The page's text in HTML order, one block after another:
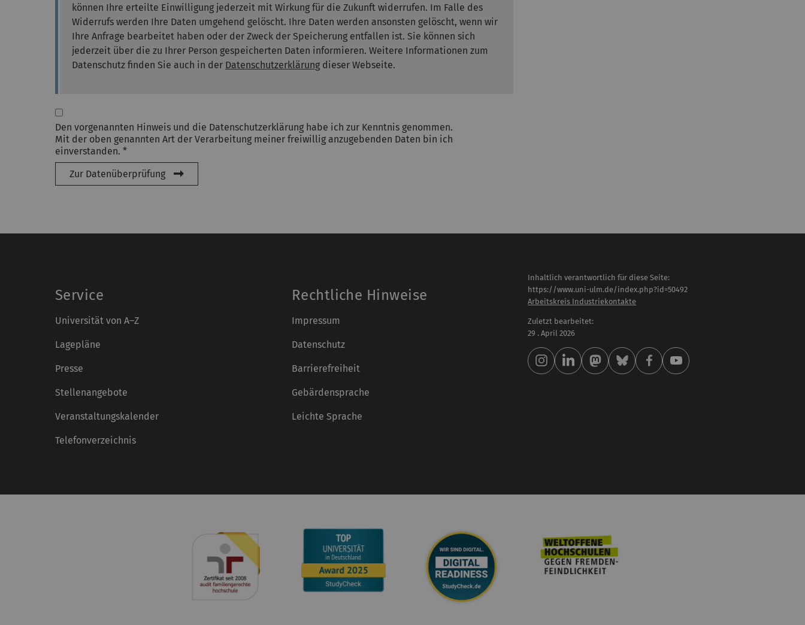
können Ihre erteilte Einwilligung jederzeit mit Wirkung für die Zukunft widerrufen. Im Falle des
Widerrufs werden Ihre Daten umgehend gelöscht. Ihre Daten werden ansonsten gelöscht, wenn wir
Ihre Anfrage bearbeitet haben oder der Zweck der Speicherung entfallen ist. Sie können sich
jederzeit über die zu Ihrer Person gespeicherten Daten informieren. Weitere Informationen zum
Datenschutz finden Sie auch in der Datenschutzerklärung dieser Webseite.
Den vorgenannten Hinweis und die Datenschutzerklärung habe ich zur Kenntnis genommen.
Mit der oben genannten Art der Verarbeitung meiner freiwillig anzugebenden Daten bin ich
einverstanden. *
Zur Datenüberprüfung
Service
Universität von A–Z
Lagepläne
Presse
Stellenangebote
Veranstaltungskalender
Telefonverzeichnis
Rechtliche Hinweise
Impressum
Datenschutz
Barrierefreiheit
Gebärdensprache
Leichte Sprache
Inhaltlich verantwortlich für diese Seite:
https://www.uni-ulm.de/index.php?id=50492
Arbeitskreis Industriekontakte
Zuletzt bearbeitet:
29 . April 2026